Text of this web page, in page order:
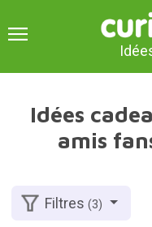
Idées
amis
Filtres(3)